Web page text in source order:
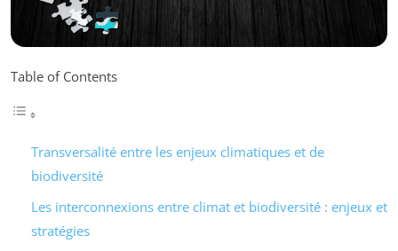
Table of Contents
Transversalité entre les enjeux climatiques et de
biodiversité
Les interconnexions entre climat et biodiversité : enjeux et
stratégies